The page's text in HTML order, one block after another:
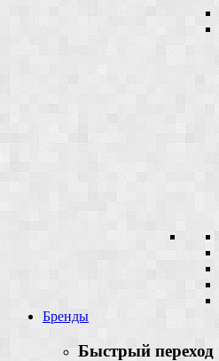
Бренды
Быстрый переход